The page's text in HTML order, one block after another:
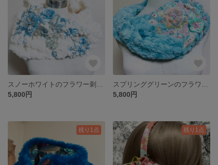
5,800円
5,800円
残り1点 残り1点